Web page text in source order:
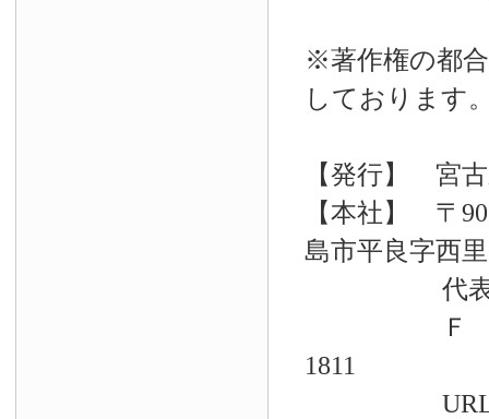
※著作権の都
しております
【発行】 宮
【本社】 〒
島市平良字西
代表電話
Ｆ Ａ
1811
URL